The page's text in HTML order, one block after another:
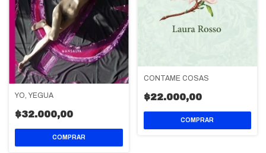
YO, YEGUA
$32.000,00
CONTAME COSAS
$22.000,00